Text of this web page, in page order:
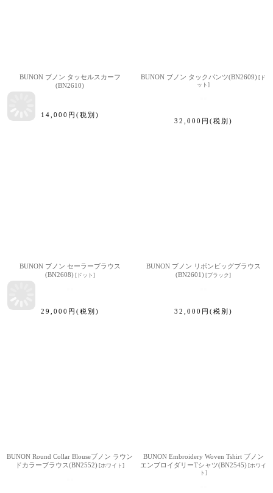
BUNON ブノン タッセルスカーフ
(BN2610)
14,000 円 (税別)
BUNON ブノン タックパンツ(BN2609) [ ド
ット ]
32,000 円 (税別)
BUNON ブノン セーラーブラウス
(BN2608) [ドット ]
29,000 円 (税別)
BUNON ブノン リボンビッグブラウス
(BN2601) [ブラック]
32,000 円 (税別)
BUNON Round Collar Blouseブノン ラウン
ドカラーブラウス(BN2552) [ホワイト ]
BUNON Embroidery Woven Tshirt ブノン
エンブロイダリーTシャツ(BN2545) [ホワイ
ト ]